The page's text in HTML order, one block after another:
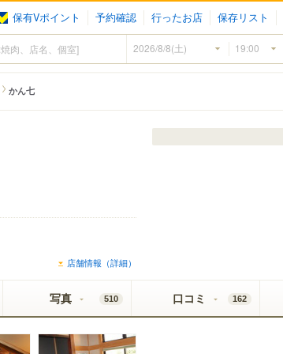
保有Vポイント 予約確認 行ったお店 保存リスト
かん七
店舗情報（詳細）
写真 510 口コミ 162